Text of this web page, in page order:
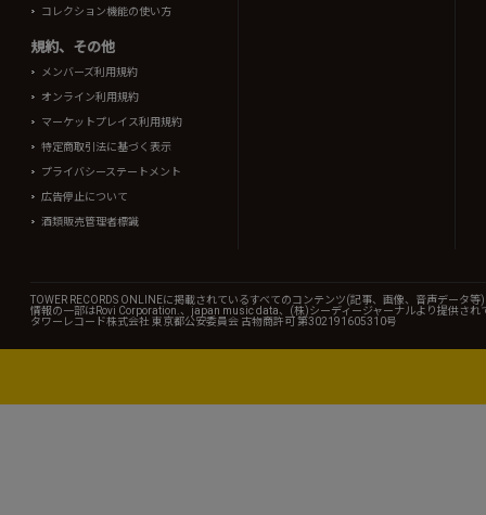
コレクション機能の使い方
規約、その他
メンバーズ利用規約
オンライン利用規約
マーケットプレイス利用規約
特定商取引法に基づく表示
プライバシーステートメント
広告停止について
酒類販売管理者標識
TOWER RECORDS ONLINEに掲載されているすべてのコンテンツ(記事、画像、音声データ
情報の一部はRovi Corporation.、japan music data、(株)シーディージャーナルより提供され
タワーレコード株式会社 東京都公安委員会 古物商許可 第302191605310号